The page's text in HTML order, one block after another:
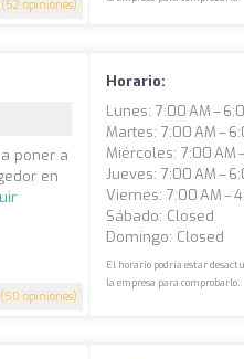
(52 opiniones)
(50 opiniones)
poner a
en
Horario:
Lunes: 7:00 AM –
Martes: 7:00 AM –
Miércoles: 7:00 AM
Jueves: 7:00 AM –
Viernes: 7:00 AM –
Sábado: Closed
Domingo: Closed
El horario podría estar
la empresa para comprobarlo.